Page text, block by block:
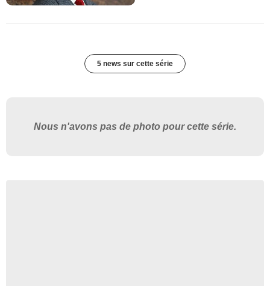
5 news sur cette série
Nous n'avons pas de photo pour cette série.